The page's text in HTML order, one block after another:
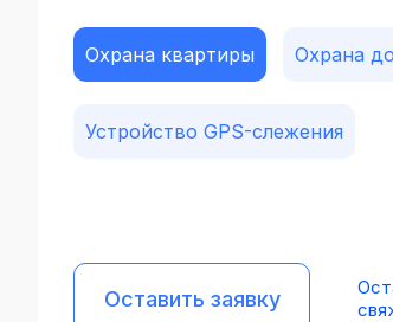
Охрана квартиры Охрана
Устройство GPS-слежения
Оставить заявку